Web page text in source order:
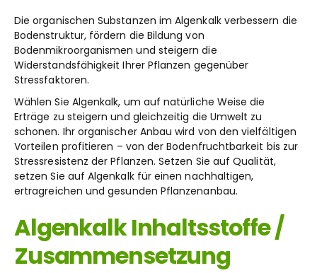
Die organischen Substanzen im Algenkalk verbessern die
Bodenstruktur, fördern die Bildung von
Bodenmikroorganismen und steigern die
Widerstandsfähigkeit Ihrer Pflanzen gegenüber
Stressfaktoren.
Wählen Sie Algenkalk, um auf natürliche Weise die
Erträge zu steigern und gleichzeitig die Umwelt zu
schonen. Ihr organischer Anbau wird von den vielfältigen
Vorteilen profitieren – von der Bodenfruchtbarkeit bis zur
Stressresistenz der Pflanzen. Setzen Sie auf Qualität,
setzen Sie auf Algenkalk für einen nachhaltigen,
ertragreichen und gesunden Pflanzenanbau.
Algenkalk Inhaltsstoffe /
Zusammensetzung